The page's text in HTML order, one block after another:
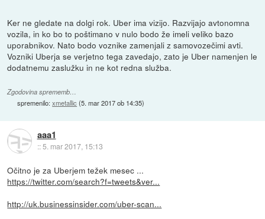
Ker ne gledate na dolgi rok. Uber ima vizijo. Razvijajo avtonomna
vozila, in ko bo to poštimano v nulo bodo že imeli veliko bazo
uporabnikov. Nato bodo voznike zamenjali z samovozečimi avti.
Vozniki Uberja se verjetno tega zavedajo, zato je Uber namenjen le
dodatnemu zaslužku in ne kot redna služba.
Zgodovina sprememb…
spremenilo:xmetallic (5. mar 2017 ob 14:35)
aaa1
::5. mar 2017, 15:13
Očitno je za Uberjem težek mesec ...
https://twitter.com/search?f=tweets&ver...
http://uk.businessinsider.com/uber-scan...